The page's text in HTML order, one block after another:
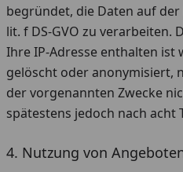
begründet, die Daten auf der
lit. f DS-GVO zu verarbeiten.
Ihre IP-Adresse enthalten ist
gelöscht oder anonymisiert,
der vorgenannten Zwecke
spätestens jedoch nach acht
4. Nutzung von